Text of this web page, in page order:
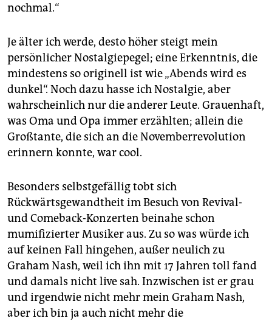
nochmal.“
Je älter ich werde, desto höher steigt mein
persönlicher Nostalg­iepegel; eine Erkenntnis, die
mindestens so originell ist wie „Abends wird es
dunkel“. Noch dazu hasse ich Nostalgie, aber
wahrscheinlich nur die anderer Leute. Grauenhaft,
was Oma und Opa immer erzählten; allein die
Großtante, die sich an die Novemberrevolution
erinnern konnte, war cool.
Besonders selbstgefällig tobt sich
Rückwärtsgewandtheit im Besuch von Revival-
und Comeback-Konzerten beinahe schon
mumifizierter Musiker aus. Zu so was würde ich
auf keinen Fall hingehen, außer neulich zu
Graham Nash, weil ich ihn mit 17 Jahren toll fand
und damals nicht live sah. Inzwischen ist er grau
und irgendwie nicht mehr mein Graham Nash,
aber ich bin ja auch nicht mehr die